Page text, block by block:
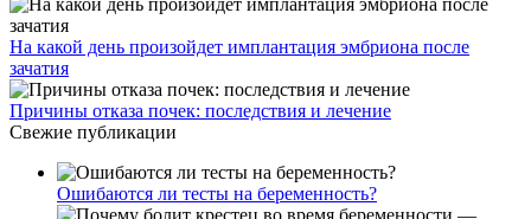
На какой день произойдет имплантация эмбриона после
зачатия
Причины отказа почек: последствия и лечение
Свежие публикации
Ошибаются ли тесты на беременность?